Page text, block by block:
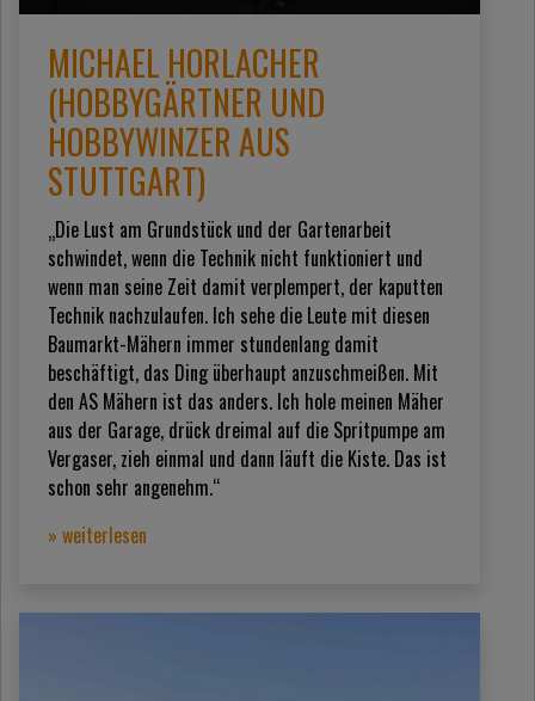
MICHAEL HORLACHER
(HOBBYGÄRTNER UND
HOBBYWINZER AUS
STUTTGART)
„Die Lust am Grundstück und der Gartenarbeit
schwindet, wenn die Technik nicht funktioniert und
wenn man seine Zeit damit verplempert, der kaputten
Technik nachzulaufen. Ich sehe die Leute mit diesen
Baumarkt-Mähern immer stundenlang damit
beschäftigt, das Ding überhaupt anzuschmeißen. Mit
den AS Mähern ist das anders. Ich hole meinen Mäher
aus der Garage, drück dreimal auf die Spritpumpe am
Vergaser, zieh einmal und dann läuft die Kiste. Das ist
schon sehr angenehm.“
» weiterlesen